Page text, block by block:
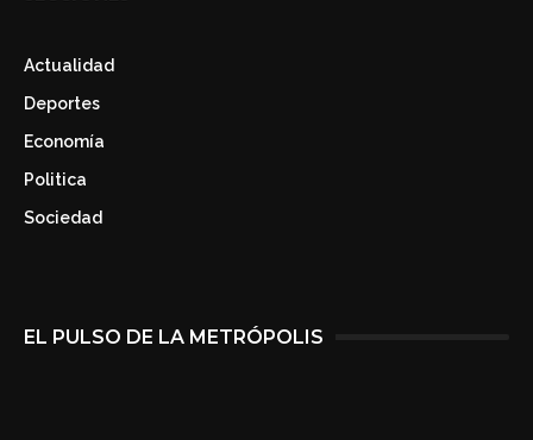
Actualidad
Deportes
Economía
Politica
Sociedad
EL PULSO DE LA METRÓPOLIS